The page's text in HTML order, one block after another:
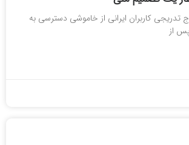
تدریجی کاربران ایرانی از خاموشی دسترسی به
از